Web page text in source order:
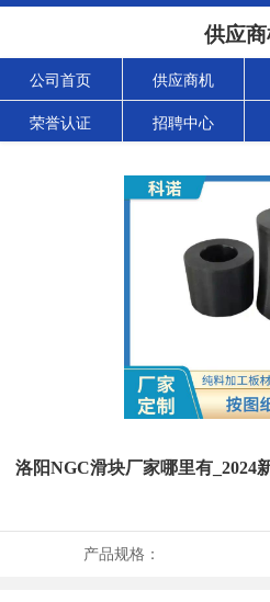
供应
公司首页 供应商机
荣誉认证 招聘中心
洛阳NGC滑块厂家哪里有_2024
产品规格：